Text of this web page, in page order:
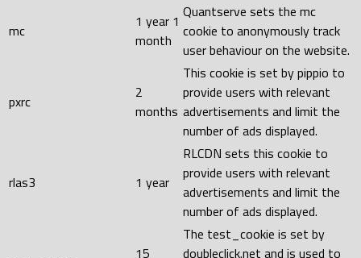
mc
1 year 1
month
Quantserve sets the mc
cookie to anonymously track
user behaviour on the website.
pxrc
2
months
This cookie is set by pippio to
provide users with relevant
advertisements and limit the
number of ads displayed.
rlas3 1 year
RLCDN sets this cookie to
provide users with relevant
advertisements and limit the
number of ads displayed.
15
The test_cookie is set by
doubleclick.net and is used to